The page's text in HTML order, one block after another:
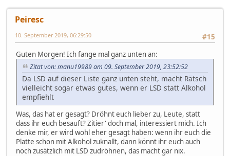
Peiresc
#15
10. September 2019, 06:29:50
Guten Morgen! Ich fange mal ganz unten an:
Zitat von: manu19989 am 09. September 2019, 23:52:52
Da LSD auf dieser Liste ganz unten steht, macht Rätsch
vielleicht sogar etwas gutes, wenn er LSD statt Alkohol
empfiehlt
Was, das hat er gesagt? Dröhnt euch lieber zu, Leute, statt
dass ihr euch besauft? Zitier' doch mal, interessiert mich. Ich
denke mir, er wird wohl eher gesagt haben: wenn ihr euch die
Platte schon mit Alkohol zuknallt, dann könnt ihr euch auch
noch zusätzlich mit LSD zudröhnen, das macht gar nix.